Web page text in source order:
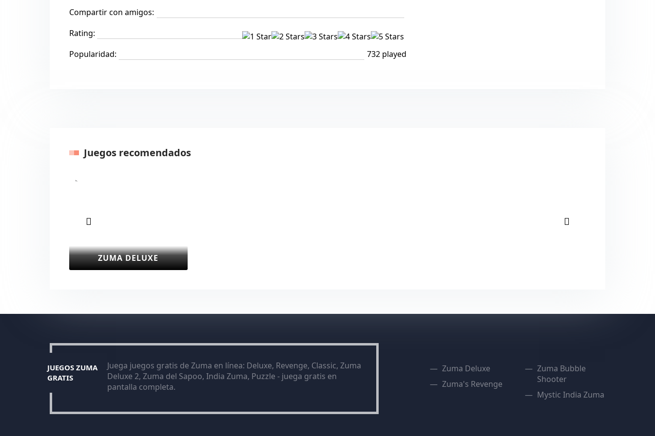
Compartir con amigos:
Rating:
Popularidad:
732 played
Juegos recomendados
ZUMA DELUXE
JUEGOS ZUMA
GRATIS
Juega juegos gratis de Zuma en línea: Deluxe, Revenge, Classic, Zuma
Deluxe 2, Zuma del Sapoo, India Zuma, Puzzle - juega gratis en
pantalla completa.
Zuma Deluxe
Zuma's Revenge
Zuma Bubble
Shooter
Mystic India Zuma